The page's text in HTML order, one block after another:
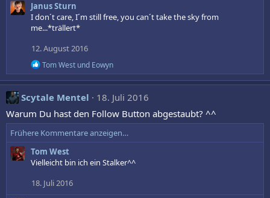
Janus Sturn
I don´t care, I´m still free, you can´t take the sky from
me...*trällert*
12. August 2016
R
e
a
t
i
o
n
e
n
:
Tom West und Eowyn
Scytale Mentel
18. Juli 2016
Warum Du hast den Follow Button abgestaubt? ^^
Frühere Kommentare anzeigen…
Tom West
Vielleicht bin ich ein Stalker^^
18. Juli 2016